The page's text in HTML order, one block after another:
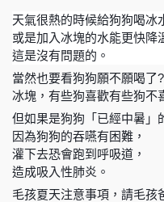
天氣很熱的時候給狗狗喝冰
或是加入冰塊的水能更快降
這是沒有問題的。
當然也要看狗狗願不願喝了?
冰塊，有些狗喜歡有些狗不
但如果是狗狗「已經中暑」
因為狗狗的吞嚥有困難，
灌下去恐會跑到呼吸道，
造成吸入性肺炎。
毛孩夏天注意事項，請毛孩